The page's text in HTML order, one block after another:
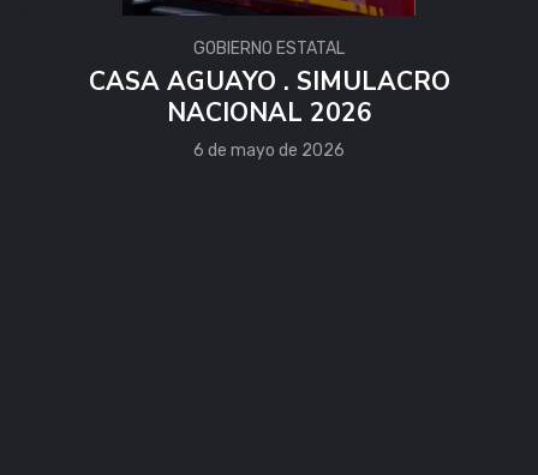
GOBIERNO ESTATAL
CASA AGUAYO . SIMULACRO
NACIONAL 2026
6 de mayo de 2026